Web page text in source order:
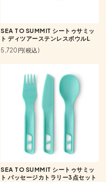
SEA TO SUMMIT シートゥサミッ
ト ディツアーステンレスボウルL
5,720円(税込)
SEA TO SUMMIT シートゥサミッ
ト パッセージカトラリー3点セット